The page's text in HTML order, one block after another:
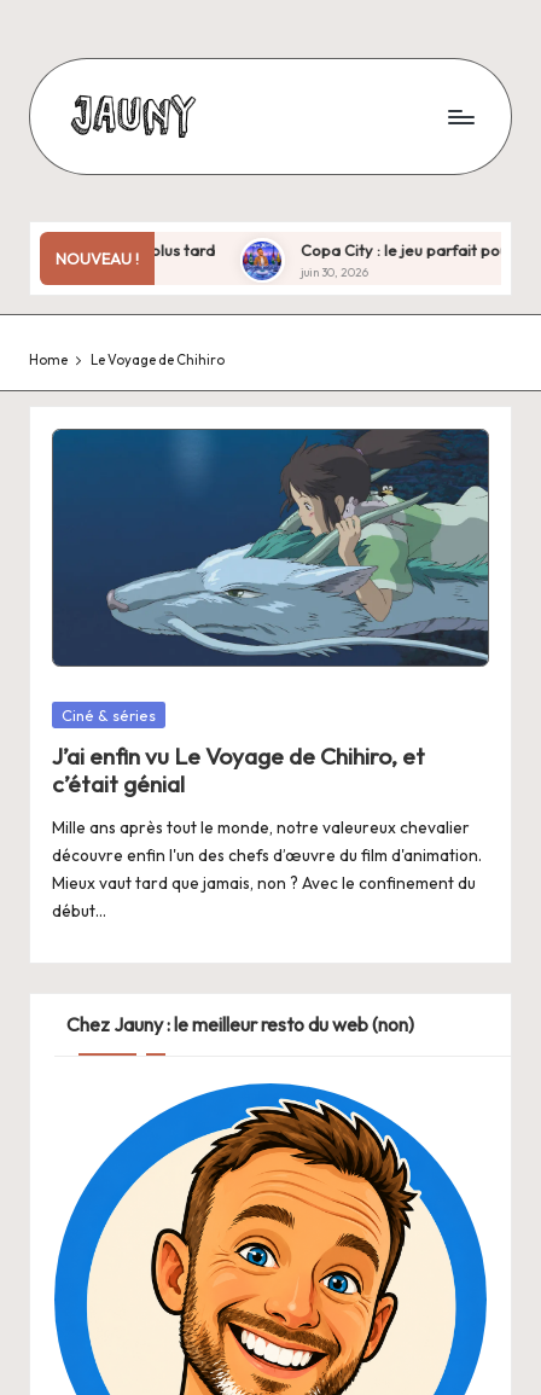
content
J
u
n
.
f
NOUVEAU !
treize ans plus tard Copa City : le jeu parfait pour la
juin 30, 2026
Home Le Voyage de Chihiro
Posted
Ciné & séries
J’ai enfin vu Le Voyage de Chihiro, et
c’était génial
Mille ans après tout le monde, notre valeureux chevalier
découvre enfin l'un des chefs d’œuvre du film d'animation.
Mieux vaut tard que jamais, non ? Avec le confinement du
début…
Chez Jauny : le meilleur resto du web (non)